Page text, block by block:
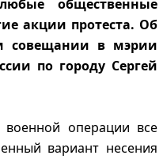
общественные
акции протеста. Об
совещании в мэрии
по городу Сергей
операции все
вариант несения